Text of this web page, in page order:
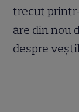
trecut
are din nou
despre